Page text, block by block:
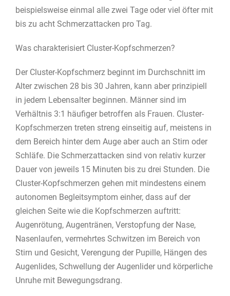
beispielsweise einmal alle zwei Tage oder viel öfter mit
bis zu acht Schmerzattacken pro Tag.
Was charakterisiert Cluster-Kopfschmerzen?
Der Cluster-Kopfschmerz beginnt im Durchschnitt im
Alter zwischen 28 bis 30 Jahren, kann aber prinzipiell
in jedem Lebensalter beginnen. Männer sind im
Verhältnis 3:1 häufiger betroffen als Frauen. Cluster-
Kopfschmerzen treten streng einseitig auf, meistens in
dem Bereich hinter dem Auge aber auch an Stirn oder
Schläfe. Die Schmerzattacken sind von relativ kurzer
Dauer von jeweils 15 Minuten bis zu drei Stunden. Die
Cluster-Kopfschmerzen gehen mit mindestens einem
autonomen Begleitsymptom einher, dass auf der
gleichen Seite wie die Kopfschmerzen auftritt:
Augenrötung, Augentränen, Verstopfung der Nase,
Nasenlaufen, vermehrtes Schwitzen im Bereich von
Stirn und Gesicht, Verengung der Pupille, Hängen des
Augenlides, Schwellung der Augenlider und körperliche
Unruhe mit Bewegungsdrang.